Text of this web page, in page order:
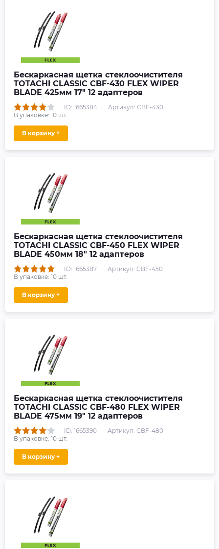
Бескаркасная щетка стеклоочистителя
TOTACHI CLASSIC CBF-430 FLEX WIPER
BLADE 425мм 17" 12 адаптеров
ID: 1665384
Артикул: CBF-430
В упаковке: 10 шт.
В корзину +
Бескаркасная щетка стеклоочистителя
TOTACHI CLASSIC CBF-450 FLEX WIPER
BLADE 450мм 18" 12 адаптеров
ID: 1665387
Артикул: CBF-450
В упаковке: 10 шт.
В корзину +
Бескаркасная щетка стеклоочистителя
TOTACHI CLASSIC CBF-480 FLEX WIPER
BLADE 475мм 19" 12 адаптеров
ID: 1665390
Артикул: CBF-480
В упаковке: 10 шт.
В корзину +